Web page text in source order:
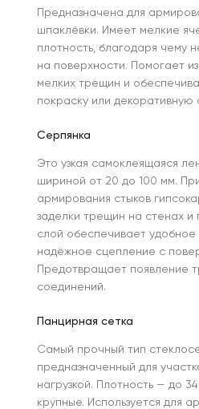
Предназначена для
шпаклёвки. Имеет мелкие
плотность, благодаря чему
на поверхности. Помогает
мелких трещин и
покраску или декоративную
Серпянка
Это узкая самоклеящаяся
шириной от 20 до 100 мм.
армирования стыков
заделки трещин на стенах и
слой обеспечивает
надёжное сцепление с
Предотвращает появление
соединений.
Панцирная сетка
Самый прочный тип
предназначенный для
нагрузкой. Плотность — до
крупные. Используется для